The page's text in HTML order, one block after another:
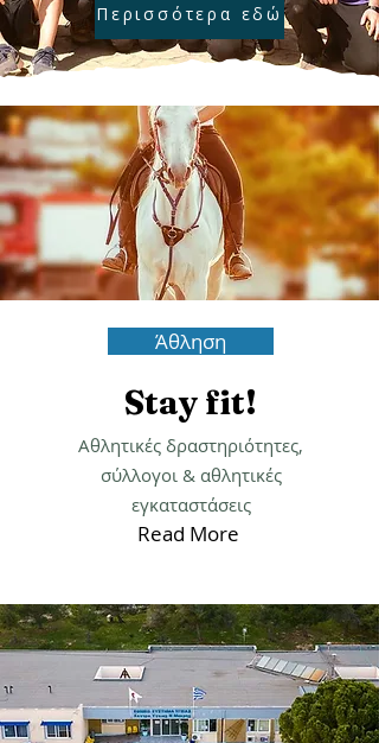
Περισσότερα εδώ
Άθληση
Stay fit!
Αθλητικές δραστηριότητες,
σύλλογοι & αθλητικές
εγκαταστάσεις
Read More